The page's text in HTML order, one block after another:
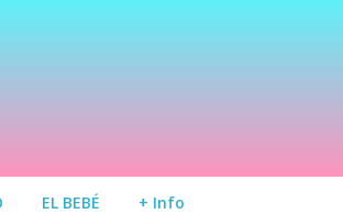
EL BEBÉ + Info